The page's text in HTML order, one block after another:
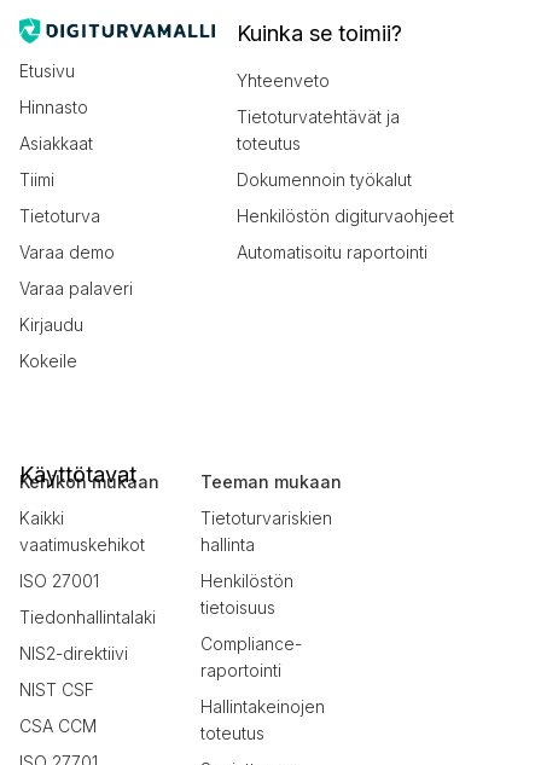
Etusivu
Hinnasto
Asiakkaat
Tiimi
Tietoturva
Varaa demo
Varaa palaveri
Kirjaudu
Kokeile
Kuinka se toimii?
Yhteenveto
Tietoturvatehtävät ja
toteutus
Dokumennoin työkalut
Henkilöstön digiturvaohjeet
Automatisoitu raportointi
Käyttötavat
Kehikon mukaan
Kaikki
vaatimuskehikot
ISO 27001
Tiedonhallintalaki
NIS2-direktiivi
NIST CSF
CSA CCM
Teeman mukaan
Tietoturvariskien
hallinta
Henkilöstön
tietoisuus
Compliance-
raportointi
Hallintakeinojen
toteutus